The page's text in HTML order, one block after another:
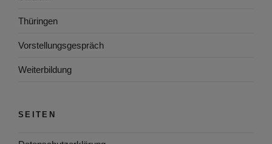
Thüringen
Vorstellungsgespräch
Weiterbildung
SEITEN